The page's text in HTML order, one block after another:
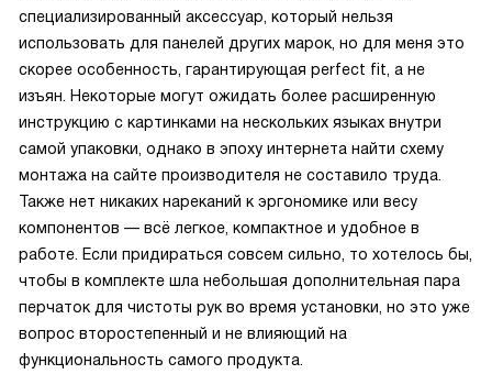
специализированный аксессуар, который нельзя
использовать для панелей других марок, но для меня это
скорее особенность, гарантирующая perfect fit, а не
изъян. Некоторые могут ожидать более расширенную
инструкцию с картинками на нескольких языках внутри
самой упаковки, однако в эпоху интернета найти схему
монтажа на сайте производителя не составило труда.
Также нет никаких нареканий к эргономике или весу
компонентов — всё легкое, компактное и удобное в
работе. Если придираться совсем сильно, то хотелось бы,
чтобы в комплекте шла небольшая дополнительная пара
перчаток для чистоты рук во время установки, но это уже
вопрос второстепенный и не влияющий на
функциональность самого продукта.